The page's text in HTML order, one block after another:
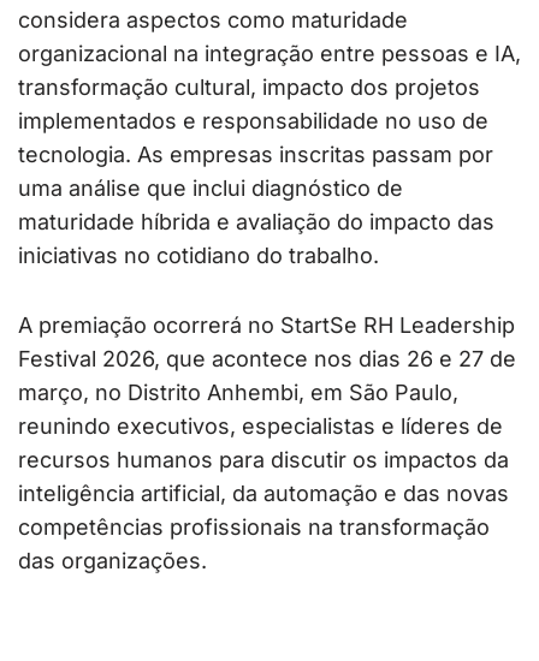
considera aspectos como maturidade
organizacional na integração entre pessoas e IA,
transformação cultural, impacto dos projetos
implementados e responsabilidade no uso de
tecnologia. As empresas inscritas passam por
uma análise que inclui diagnóstico de
maturidade híbrida e avaliação do impacto das
iniciativas no cotidiano do trabalho.
A premiação ocorrerá no StartSe RH Leadership
Festival 2026, que acontece nos dias 26 e 27 de
março, no Distrito Anhembi, em São Paulo,
reunindo executivos, especialistas e líderes de
recursos humanos para discutir os impactos da
inteligência artificial, da automação e das novas
competências profissionais na transformação
das organizações.